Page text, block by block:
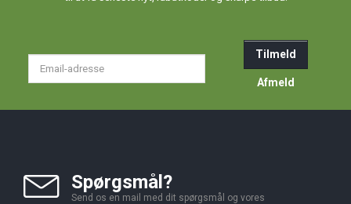
Tilmeld
Afmeld
Spørgsmål?
Send os en mail med dit spørgsmål og vores